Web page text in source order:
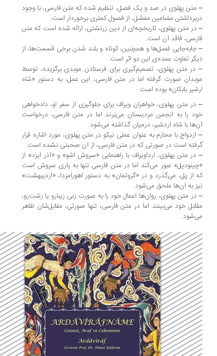
پهلوی در صد و یک فصل، تنظیم شده که متن فارسی، با وجود
مضامین مفصّل، از فصول کمتری برخوردار است.
متن پهلوی، تاریخچه‌ای از دین زرتشتی، ارائه شده است که متن
فاقد آن است.
فصل‌ها و همچنین، کوتاه و بلند شدن برخی قسمت‌ها، از
تفاوت عمده‌ی این دو اثر است.
متن پهلوی، تصمیم‌گیری برای فرستادن موبدی برگزیده، توسط
صورت گرفته اما در متن فارسی، این عمل، به دستور «شاه
بابکان» بوده است.
متن پهلوی، خواهران ویراف برای جلوگیری از سفر او، دادخواهی
را به انجمن مزدیسنان می‌بَرند اما در متن فارسی، درخواست
با شاه اردشیر، درمیان گذاشته می‌شود.
با محارم به عنوان عملی نیکو در متن پهلوی، مورد اشاره قرار
است در صورتی که در متن فارسی، از آن صحبتی نشده است.
متن پهلوی، ارداویراف با راهنمایی «سروش اشو» و «آذر ایزد» از
عبور می‌کند اما در متن فارسی تنها به یاری سروش است
از پل، می‌گذَرد و در «گروتمان» به دستور اهورامزدا، «اردیبهشت»
به آن‌ها ملحق می‌شود.
متن پهلوی، روان‌ها اعمال خود را به صورت زنی زیبارو یا زشت‌رو،
خود می‌بینند اما در متن فارسی، تنها صورتی، مقابل‌شان ظاهر